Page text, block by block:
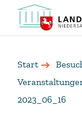
Start
2023_06_16